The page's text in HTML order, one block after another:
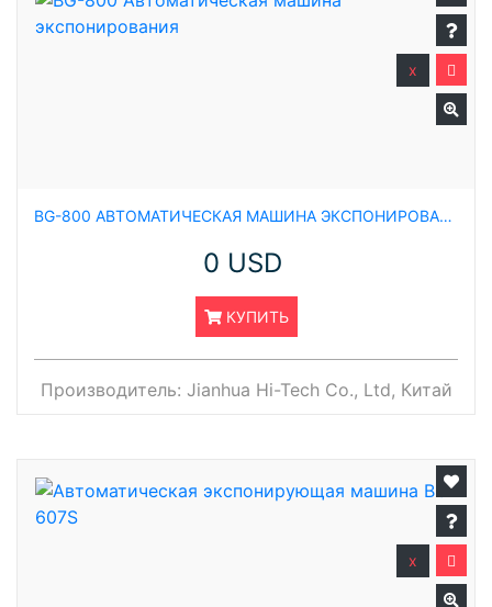
BG-800 АВТОМАТИЧЕСКАЯ МАШИНА ЭКСПОНИРОВАНИЯ
0 USD
КУПИТЬ
x
Производитель: Jianhua Hi-Tech Co., Ltd, Китай
x